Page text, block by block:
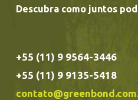
Descubra como juntos
+55 (11) 9 9564-3446
+55 (11) 9 9135-5418